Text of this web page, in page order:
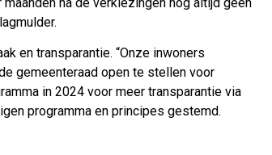
en transparantie. “Onze inwoners
gemeenteraad open te stellen voor
in 2024 voor meer transparantie via
programma en principes gestemd.